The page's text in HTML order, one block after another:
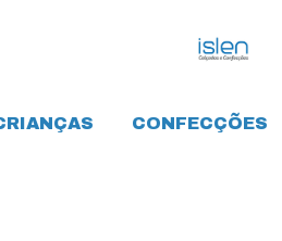
CONFECÇÕES